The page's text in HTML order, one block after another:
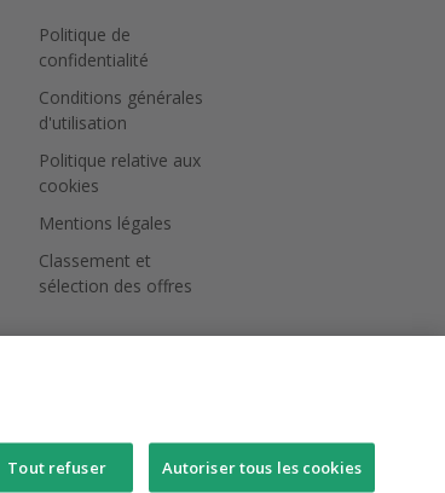
Politique de
confidentialité
Conditions générales
d'utilisation
Politique relative aux
cookies
Mentions légales
Classement et
sélection des offres
Tout refuser Autoriser tous les cookies